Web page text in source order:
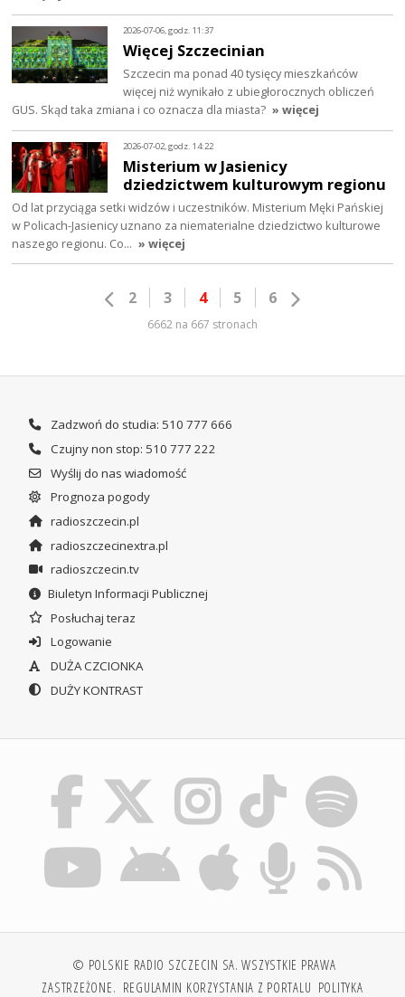
2026-07-06, godz. 11:37
Więcej Szczecinian
Szczecin ma ponad 40 tysięcy mieszkańców
więcej niż wynikało z ubiegłorocznych obliczeń
GUS. Skąd taka zmiana i co oznacza dla miasta? » więcej
2026-07-02, godz. 14:22
Misterium w Jasienicy
dziedzictwem kulturowym regionu
Od lat przyciąga setki widzów i uczestników. Misterium Męki Pańskiej
w Policach-Jasienicy uznano za niematerialne dziedzictwo kulturowe
naszego regionu. Co… » więcej
2 3 4 5 6
6662 na 667 stronach
Zadzwoń do studia: 510 777 666
Czujny non stop: 510 777 222
Wyślij do nas wiadomość
Prognoza pogody
radioszczecin.pl
radioszczecinextra.pl
radioszczecin.tv
Biuletyn Informacji Publicznej
Posłuchaj teraz
Logowanie
DUŻA CZCIONKA
DUŻY KONTRAST
© POLSKIE RADIO SZCZECIN SA. WSZYSTKIE PRAWA
ZASTRZEŻONE. REGULAMIN KORZYSTANIA Z PORTALU POLITYKA